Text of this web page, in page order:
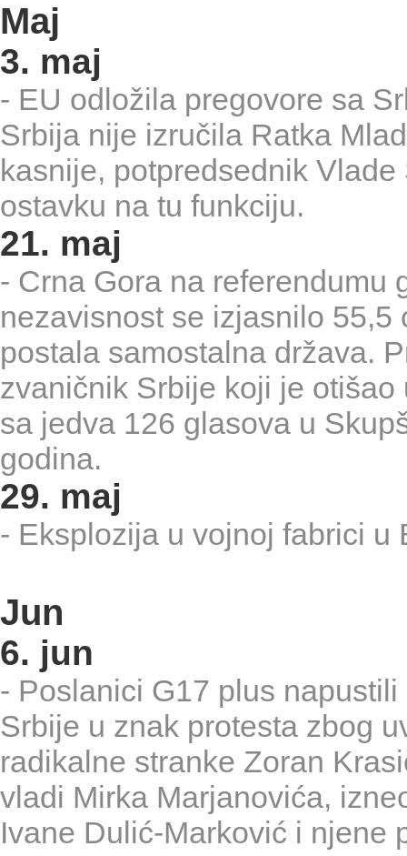
Maj
3. maj
- EU odložila pregovore sa
Srbija nije izručila Ratka
kasnije, potpredsednik
ostavku na tu funkciju.
21. maj
- Crna Gora na referendumu
nezavisnost se izjasnilo
postala samostalna država.
zvaničnik Srbije koji je
sa jedva 126 glasova u
godina.
29. maj
- Eksplozija u vojnoj fabrici u
Jun
6. jun
- Poslanici G17 plus
Srbije u znak protesta zbog
radikalne stranke Zoran
vladi Mirka Marjanovića,
Ivane Dulić-Marković i njene